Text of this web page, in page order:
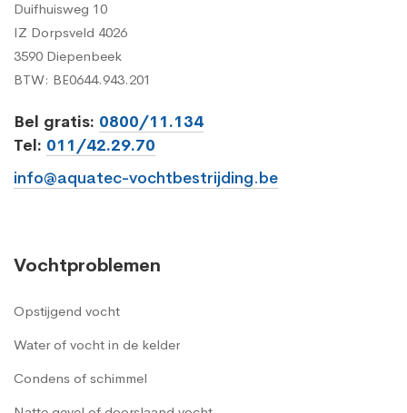
Duifhuisweg 10
IZ Dorpsveld 4026
3590 Diepenbeek
BTW: BE0644.943.201
Bel gratis: 0800/11.134
Tel: 011/42.29.70
info@aquatec-vochtbestrijding.be
Vochtproblemen
Opstijgend vocht
Water of vocht in de kelder
Condens of schimmel